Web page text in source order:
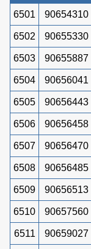
6501 90654310
6502 90655330
6503 90655887
6504 90656041
6505 90656443
6506 90656458
6507 90656470
6508 90656485
6509 90656513
6510 90657560
6511 90659027